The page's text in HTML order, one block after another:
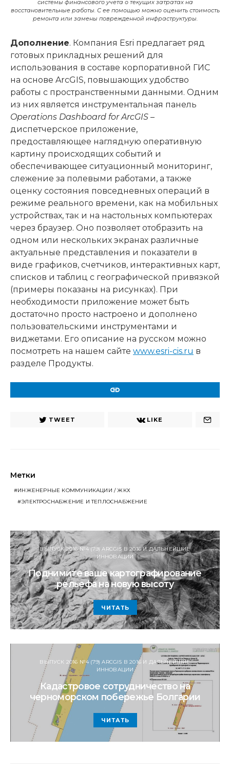
системы финансового учета о текущих затратах на
восстановительные работы. С ее помощью можно оценить стоимость
ремонта или замены поврежденной инфраструктуры.
Дополнение. Компания Esri предлагает ряд
готовых прикладных решений для
использования в составе корпоративной ГИС
на основе ArcGIS, повышающих удобство
работы с пространственными данными. Одним
из них является инструментальная панель
Operations Dashboard for ArcGIS –
диспетчерское приложение,
предоставляющее наглядную оперативную
картину происходящих событий и
обеспечивающее ситуационный мониторинг,
слежение за полевыми работами, а также
оценку состояния повседневных операций в
режиме реального времени, как на мобильных
устройствах, так и на настольных компьютерах
через браузер. Оно позволяет отобразить на
одном или нескольких экранах различные
актуальные представления и показатели в
виде графиков, счетчиков, интерактивных карт,
списков и таблиц с географической привязкой
(примеры показаны на рисунках). При
необходимости приложение может быть
достаточно просто настроено и дополнено
пользовательскими инструментами и
виджетами. Его описание на русском можно
посмотреть на нашем сайте www.esri-cis.ru в
разделе Продукты.
TWEET LIKE
Метки
ИНЖЕНЕРНЫЕ КОММУНИКАЦИИ / ЖКХ
ЭЛЕКТРОСНАБЖЕНИЕ И ТЕПЛОСНАБЖЕНИЕ
ВЫПУСК 2016 №4 (79) ARCGIS В 2016 И ДАЛЬНЕЙШИЕ
ИННОВАЦИИ
Поднимите ваше картографирование
рельефа на новую высоту
ЧИТАТЬ
ВЫПУСК 2016 №4 (79) ARCGIS В 2016 И ДАЛЬНЕЙШИЕ
ИННОВАЦИИ
Кадастровое сотрудничество на
черноморском побережье Болгарии
ЧИТАТЬ